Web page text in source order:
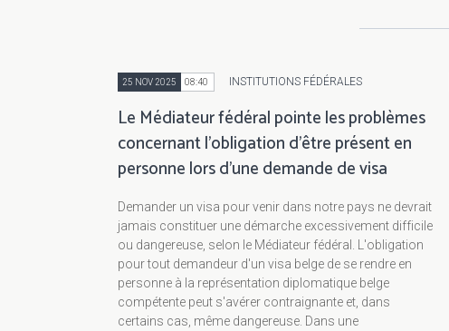
25 NOV 2025 08:40 INSTITUTIONS FÉDÉRALES
Le Médiateur fédéral pointe les problèmes
concernant l’obligation d’être présent en
personne lors d’une demande de visa
Demander un visa pour venir dans notre pays ne devrait
jamais constituer une démarche excessivement difficile
ou dangereuse, selon le Médiateur fédéral. L'obligation
pour tout demandeur d'un visa belge de se rendre en
personne à la représentation diplomatique belge
compétente peut s'avérer contraignante et, dans
certains cas, même dangereuse. Dans une